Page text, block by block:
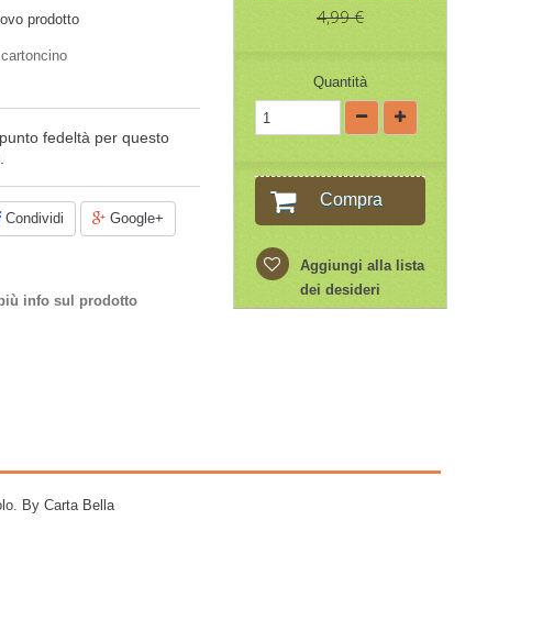
prodotto
fedeltà per questo
Condividi Google+
info sul prodotto
4,99 €
Quantità
Compra
Aggiungi alla lista
dei desideri
By Carta Bella